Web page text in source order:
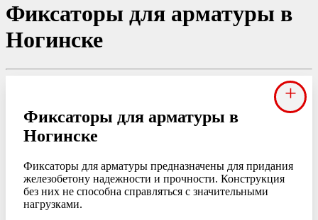
Фиксаторы для арматуры в
Ногинске
Фиксаторы для арматуры в
Ногинске
Фиксаторы для арматуры предназначены для придания
железобетону надежности и прочности. Конструкция
без них не способна справляться с значительными
нагрузками.
+